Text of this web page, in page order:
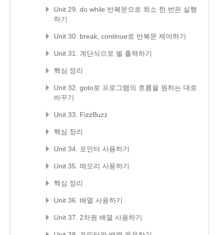
Unit 29. do while 반복문으로 최소 한 번은 실행
하기
Unit 30. break, continue로 반복문 제어하기
Unit 31. 계단식으로 별 출력하기
핵심 정리
Unit 32. goto로 프로그램의 흐름을 원하는 대로
바꾸기
Unit 33. FizzBuzz
핵심 정리
Unit 34. 포인터 사용하기
Unit 35. 메모리 사용하기
핵심 정리
Unit 36. 배열 사용하기
Unit 37. 2차원 배열 사용하기